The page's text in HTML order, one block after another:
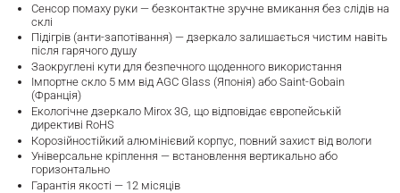
Сенсор помаху руки — безконтактне зручне вмикання без слідів на
склі
Підігрів (анти-запотівання) — дзеркало залишається чистим навіть
після гарячого душу
Заокруглені кути для безпечного щоденного використання
Імпортне скло 5 мм від AGC Glass (Японія) або Saint-Gobain
(Франція)
Екологічне дзеркало Mirox 3G, що відповідає європейській
директиві RoHS
Корозійностійкий алюмінієвий корпус, повний захист від вологи
Універсальне кріплення — встановлення вертикально або
горизонтально
Гарантія якості — 12 місяців